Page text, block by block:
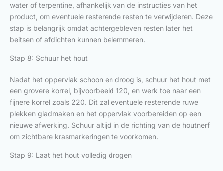
water of terpentine, afhankelijk van de instructies van het
product, om eventuele resterende resten te verwijderen. Deze
stap is belangrijk omdat achtergebleven resten later het
beitsen of afdichten kunnen belemmeren.
Stap 8: Schuur het hout
Nadat het oppervlak schoon en droog is, schuur het hout met
een grovere korrel, bijvoorbeeld 120, en werk toe naar een
fijnere korrel zoals 220. Dit zal eventuele resterende ruwe
plekken gladmaken en het oppervlak voorbereiden op een
nieuwe afwerking. Schuur altijd in de richting van de houtnerf
om zichtbare krasmarkeringen te voorkomen.
Stap 9: Laat het hout volledig drogen